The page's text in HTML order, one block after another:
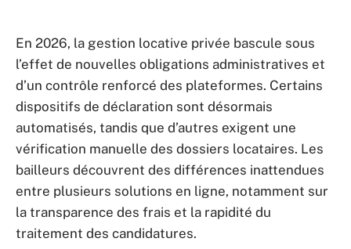
En 2026, la gestion locative privée bascule sous
l’effet de nouvelles obligations administratives et
d’un contrôle renforcé des plateformes. Certains
dispositifs de déclaration sont désormais
automatisés, tandis que d’autres exigent une
vérification manuelle des dossiers locataires. Les
bailleurs découvrent des différences inattendues
entre plusieurs solutions en ligne, notamment sur
la transparence des frais et la rapidité du
traitement des candidatures.